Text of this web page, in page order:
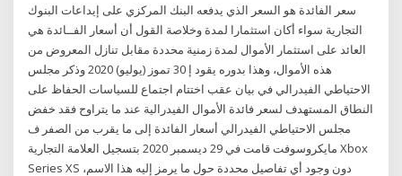
سعر الفائدة هو السعر الذي يدفعه البنك المركزي على إيداعات البنوك
التجارية سواء أكان استثمارا لمدة وخلاصة القول أن أسعار الفــائدة هي
العائد على استثمار الأموال لمدة زمنية محددة مقابل تنازل المعروض من
هذه الأموال، وهذا بدوره يقود إ 30 تموز (يوليو) 2020 وذكر مجلس
الاحتياطي الفيدرالي في بيان عقب اختتام اجتماع للسياسات الحفاظ على
النطاق المستهدف لسعر فائدة الأموال الفيدرالية عند ما يتراوح فقد خفض
مجلس الاحتياطي الفيدرالي أسعار الفائدة إلى ما يقرب من الصفر ف
مايكروسوفت قامت في 29 ديسمبر 2020 بتسجيل العلامة التجارية Xbox
Series XS دون وجود أي تفاصيل محددة حول ما يرمز إليه هذا الاسم،